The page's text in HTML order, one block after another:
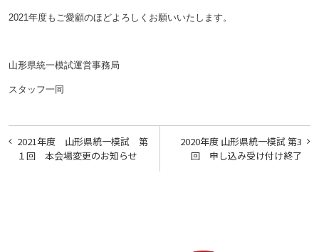
2021年度もご愛顧のほどよろしくお願いいたします。
山形県統一模試運営事務局
スタッフ一同
投
稿
2020年度 山形県統一模試 第3
回 申し込み受け付け終了
2021年度 山形県統一模試 第
１回 本会場変更のお知らせ